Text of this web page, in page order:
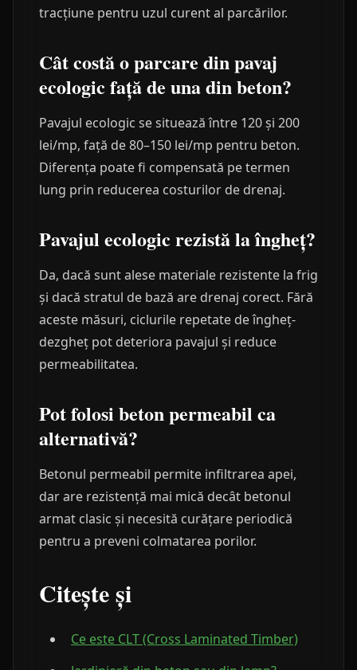
tracțiune pentru uzul curent al parcărilor.
Cât costă o parcare din pavaj
ecologic față de una din beton?
Pavajul ecologic se situează între 120 și 200
lei/mp, față de 80–150 lei/mp pentru beton.
Diferența poate fi compensată pe termen
lung prin reducerea costurilor de drenaj.
Pavajul ecologic rezistă la îngheț?
Da, dacă sunt alese materiale rezistente la frig
și dacă stratul de bază are drenaj corect. Fără
aceste măsuri, ciclurile repetate de îngheț-
dezgheț pot deteriora pavajul și reduce
permeabilitatea.
Pot folosi beton permeabil ca
alternativă?
Betonul permeabil permite infiltrarea apei,
dar are rezistență mai mică decât betonul
armat clasic și necesită curățare periodică
pentru a preveni colmatarea porilor.
Citește și
Ce este CLT (Cross Laminated Timber)